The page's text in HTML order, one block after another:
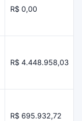
R$ 0,00
R$ 4.448.958,03
R$ 695.932,72